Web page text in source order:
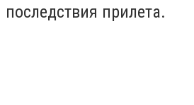
последствия прилета.